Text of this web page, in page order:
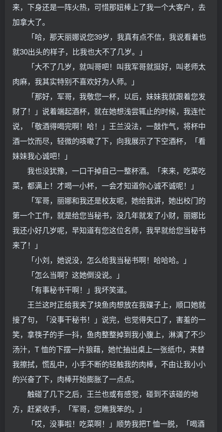
来，下身还是一阵火热，可惜那妞棒上了我一个大客户，去
加拿大了。
「哈，那天丽娜说您39岁，我真有点不信，我说看着也
就30出头的样子，比我也大不了几岁。」
「大不了几岁，就叫哥吧！叫我军哥就挺好，叫老师太
肉麻，我其实特别不喜欢好为人师。」
「那好，军哥，我敬您一杯，以后，妹妹我就跟着您发
财了！」说着端起酒杯，就在她想浅尝辄止的时候，我连忙
说，「敬酒得喝完啊！哈！」王兰没法，一鼓作气，将杯中
酒一饮而尽，轻微的咳嗽了下，向我展示了下空酒杯，「看
妹妹我心诚吧！」
我也没犹豫，一口干掉自己一整杯酒。「来来，吃菜吃
菜，都满上！才喝一小杯，一会才知道你心诚不诚呢！」
「军哥，丽娜和我还是校友呢，她给我讲，她出校门的
第一个工作，就是给您当秘书，没几年就发了小财，丽娜比
我还小好几岁呢，早知道有您这位名师，我早就给您当秘书
来了！」
「小刘，她说没，怎么给我当秘书啊！哈哈哈。」
「怎么当啊？这她倒没说。」
「有事秘书干啊！」我坏笑道。
王兰这时正给我夹了块鱼肉想放在我碟子上，顺口她就
接了句，「没事干秘书！」说完，也觉得失口了，害羞的一
笑，拿筷子的手一抖，鱼肉整整掉到我小腹上，淋漓了不少
汤汁，T 恤的下摆一片狼藉，她忙抽出桌上一张纸巾，来替
我擦拭，慌乱中，小手不断的轻触我的肉棒，不由让我小小
的兴奋了下，肉棒开始膨胀了一点点。
触碰了几下之后，王兰也或有感觉，碰到不该碰的地
方，赶紧收手，「军哥，您瞧我笨的。」
「哎，没事啦！吃菜啊！」顺势我把T 恤一脱，「喝酒